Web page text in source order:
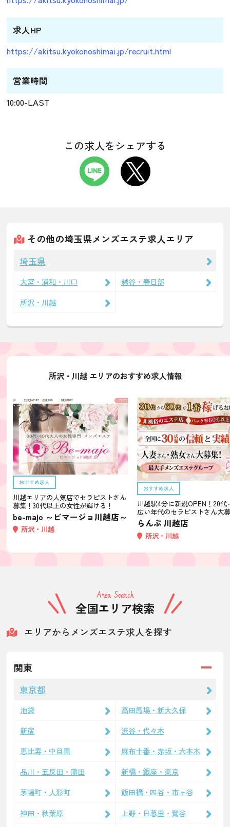
求人HP
https://akitsu.kyokonoshimai.jp/recruit.html
営業時間
10:00-LAST
この求人をシェアする
その他の埼玉県メンズエステ求人エリア
埼玉県
大宮・浦和・川口
越谷・春日部
所沢・川越
所沢・川越 エリアのおすすめ求人情報
おすすめ求人
川越エリアの人気店でセラピストさん
募集！30代以上の女性が輝ける！
be-majo ～ビマージョ川越店～
所沢・川越
おすすめ求人
川越駅4分に新規OPEN！20代
広い年代のセラピストさん大
らんぷ 川越店
所沢・川越
Area Search
全国エリア検索
エリアからメンズエステ求人を探す
関東
東京都
池袋
高田馬場・新大久保
新宿
渋谷・代々木
恵比寿・中目黒
麻布十番・赤坂・六本木
品川・五反田・蒲田
新橋・銀座・東京
茅場町・人形町
飯田橋・四谷・市ヶ谷
神田・秋葉原
上野・日暮里・鶯谷